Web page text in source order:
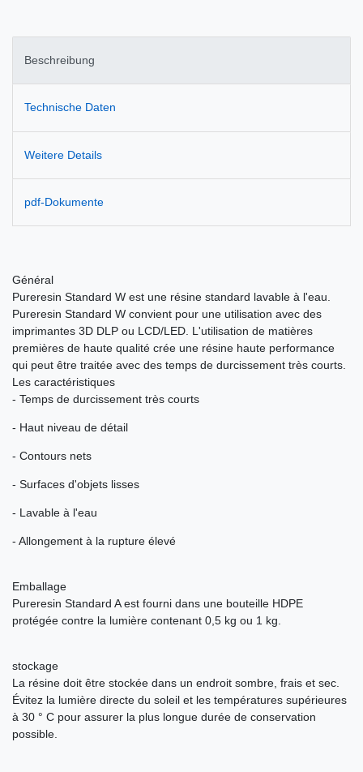
Beschreibung
Technische Daten
Weitere Details
pdf-Dokumente
Général
Pureresin Standard W est une résine standard lavable à l'eau.
Pureresin Standard W convient pour une utilisation avec des
imprimantes 3D DLP ou LCD/LED. L'utilisation de matières
premières de haute qualité crée une résine haute performance
qui peut être traitée avec des temps de durcissement très courts.
Les caractéristiques
- Temps de durcissement très courts
- Haut niveau de détail
- Contours nets
- Surfaces d'objets lisses
- Lavable à l'eau
- Allongement à la rupture élevé
Emballage
Pureresin Standard A est fourni dans une bouteille HDPE
protégée contre la lumière contenant 0,5 kg ou 1 kg.
stockage
La résine doit être stockée dans un endroit sombre, frais et sec.
Évitez la lumière directe du soleil et les températures supérieures
à 30 ° C pour assurer la plus longue durée de conservation
possible.